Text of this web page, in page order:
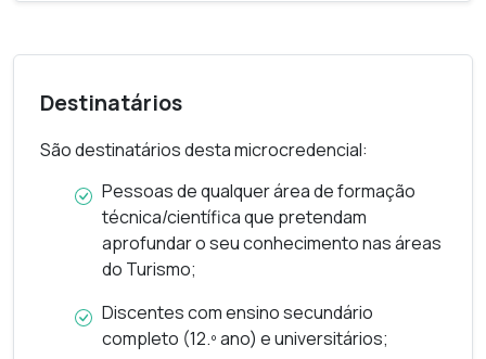
Destinatários
São destinatários desta microcredencial:
Pessoas de qualquer área de formação
técnica/científica que pretendam
aprofundar o seu conhecimento nas áreas
do Turismo;
Discentes com ensino secundário
completo (12.º ano) e universitários;